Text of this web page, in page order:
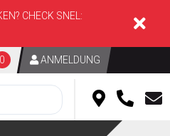
CHECK SNEL:
0 ANMELDUNG